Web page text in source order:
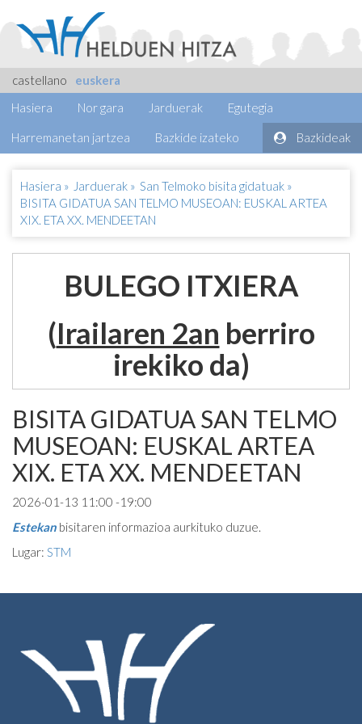
castellano
euskera
Hasiera
Nor gara Jarduerak Egutegia
Harremanetan jartzea Bazkide izateko Bazkideak
Hasiera » Jarduerak » San Telmoko bisita gidatuak »
BISITA GIDATUA SAN TELMO MUSEOAN: EUSKAL ARTEA
XIX. ETA XX. MENDEETAN
BULEGO ITXIERA
(Irailaren 2an berriro
irekiko da)
BISITA GIDATUA SAN TELMO
MUSEOAN: EUSKAL ARTEA
XIX. ETA XX. MENDEETAN
2026-01-13 11:00 -19:00
Estekan bisitaren informazioa aurkituko duzue.
Lugar: STM